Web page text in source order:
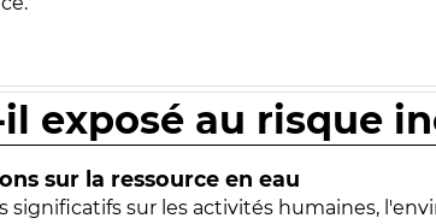
exposé au risque
sur la ressource en eau
significatifs sur les activités humaines,